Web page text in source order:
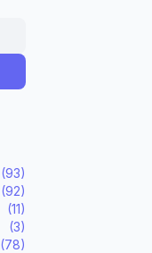
(93)
(92)
(11)
(3)
(78)